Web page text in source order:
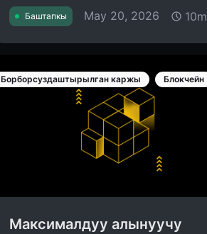
Баштапкы May 20, 2026 10m
Борборсуздаштырылган каржы Блокчейн
Максималдуу алынуучу